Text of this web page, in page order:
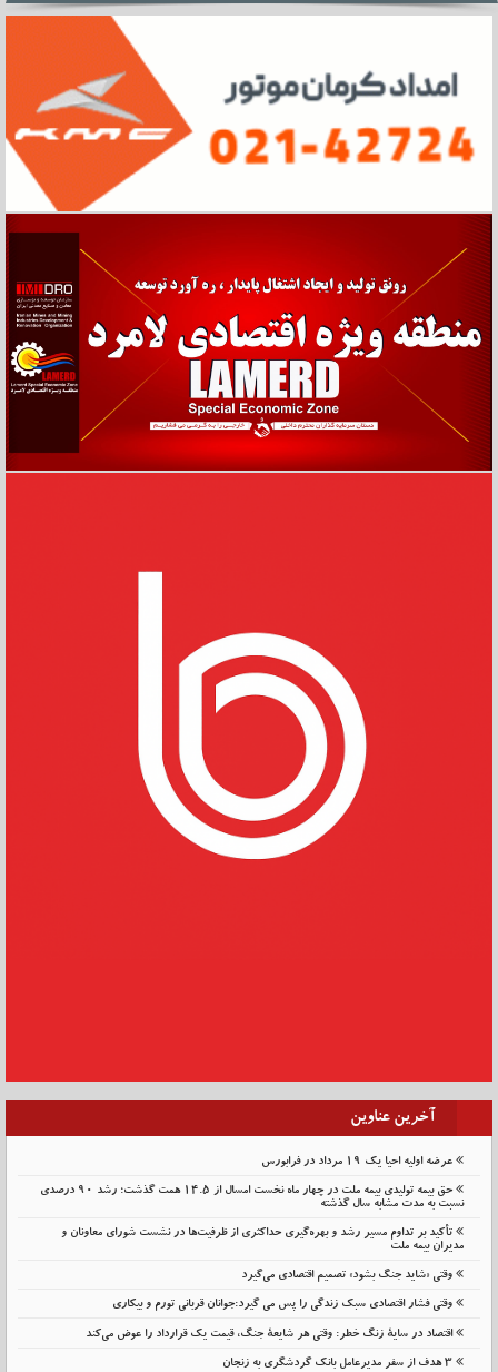
آخرین عناوین
عرضه اولیه احیا یک ۱۹ مرداد در فرابورس
حق بیمه تولیدی بیمه ملت در چهار ماه نخست امسال از 14.5 همت گذشت؛ رشد 90 درصدی
نسبت به مدت مشابه سال گذشته
تأکید بر تداوم مسیر رشد و بهره‌گیری حداکثری از ظرفیت‌ها در نشست شورای معاونان و
مدیران بیمه ملت
وقتی «شاید جنگ بشود» تصمیم اقتصادی می‌گیرد
وقتی فشار اقتصادی سبک زندگی را پس می گیرد:جوانان قربانی تورم و بیکاری
اقتصاد در سایهٔ زنگ خطر: وقتی هر شایعهٔ جنگ، قیمت یک قرارداد را عوض می‌کند
۳ هدف از سفر مدیرعامل بانک گردشگری به زنجان